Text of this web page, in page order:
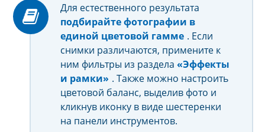
Для естественного результата
подбирайте фотографии в
единой цветовой гамме . Если
снимки различаются, примените к
ним фильтры из раздела «Эффекты
и рамки» . Также можно настроить
цветовой баланс, выделив фото и
кликнув иконку в виде шестеренки
на панели инструментов.